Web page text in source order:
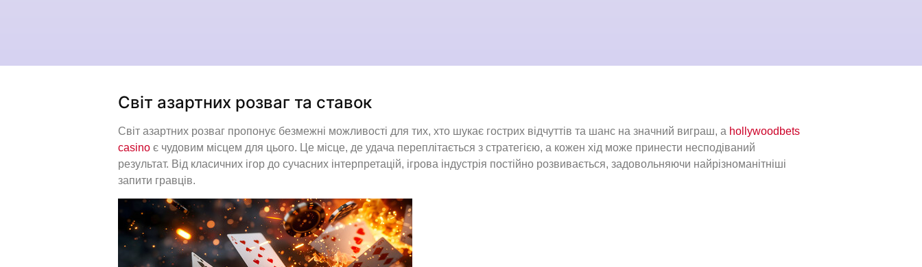
Світ азартних розваг та ставок
Світ азартних розваг пропонує безмежні можливості для тих, хто шукає гострих відчуттів та шанс на значний виграш, а hollywoodbets
casino є чудовим місцем для цього. Це місце, де удача переплітається з стратегією, а кожен хід може принести несподіваний
результат. Від класичних ігор до сучасних інтерпретацій, ігрова індустрія постійно розвивається, задовольняючи найрізноманітніші
запити гравців.